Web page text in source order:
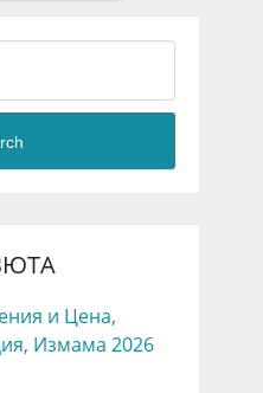
и Цена,
Измама 2026